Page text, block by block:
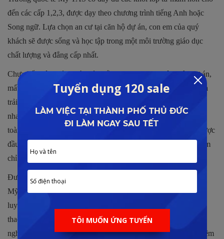
đến các cấp 1,2,3, được dạy theo chương trình tiếng Anh hoặc
Song ngữ. Lựa chọn an cư tại căn hộ dự án, con em của quý
khách sẽ được sống và học tập trong một môi trường giáo dục
chất lượng và đẳng cấp nhất.
Chưa kể ngôi trường này còn nằm ngay trong khuôn viên dự án,
mất chưa đến 3 phút di chuyển. Bé sẽ được tiếp xúc, học tập và
trải nghiệm cùng bạn bè đồng lứa đến từ nhiều quốc gia khác
nhau, sinh hoạt và lớn lên trong một môi trường thân thiện, an
toàn. Tương lai của trẻ sẽ được rộng mở hơn bao giờ hết khi được
đầu tư phát triển ngay từ bé nhờ tình yêu thương và sự quan tâm
chỉ dạy của tất cả mọi người xung quanh .
Được đầu tư xây dựng bài bản và đa dạng nhất, trường quốc tế
Mỹ Tas đầy đủ các hạng mục phục vụ cho việc học tập và rèn
luyện của học sinh: từ phòng thí nghiệm, trung tâm thể dục thể
thao cho đến lớp học đạt tiêu chuẩn Mỹ. Đội ngũ giáo viên có
nghiệp vụ chuyên môn cao, tận tâm và nhiệt tình, có kinh nghiệm